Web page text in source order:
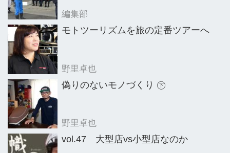
編集部
モトツーリズムを旅の定番ツアーへ
野里卓也
偽りのないモノづくり ㊦
野里卓也
vol.47 大型店vs小型店なのか